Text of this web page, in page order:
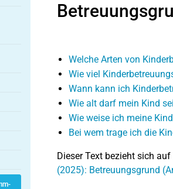
Welche Arten von
Wie viel
Wann kann ich
Wie alt darf mein Kind
Wie weise ich meine
Bei wem trage ich die
Dieser Text bezieht sich auf
(2025): Betreuungsgrund